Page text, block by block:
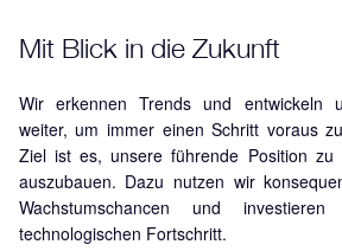
Mit Blick in die Zukunft
Wir erkennen Trends und entwickeln
weiter, um immer einen Schritt voraus
Ziel ist es, unsere führende Position zu
auszubauen. Dazu nutzen wir
Wachstumschancen und
technologischen Fortschritt.